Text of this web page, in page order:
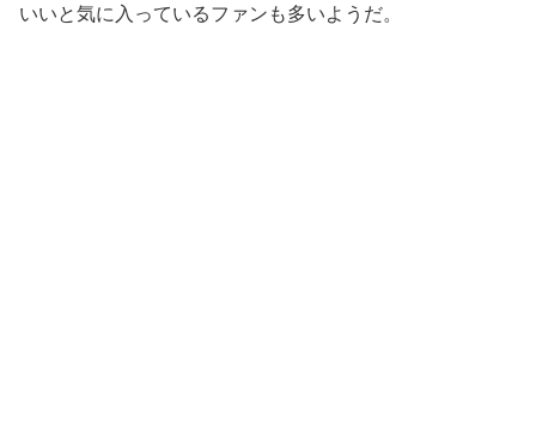
いいと気に入っているファンも多いようだ。